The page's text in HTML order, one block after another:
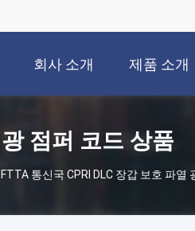
회사 소개 제품 소개
광 점퍼 코드 상품
FTTA 통신국 CPRI DLC 장갑 보호 파열